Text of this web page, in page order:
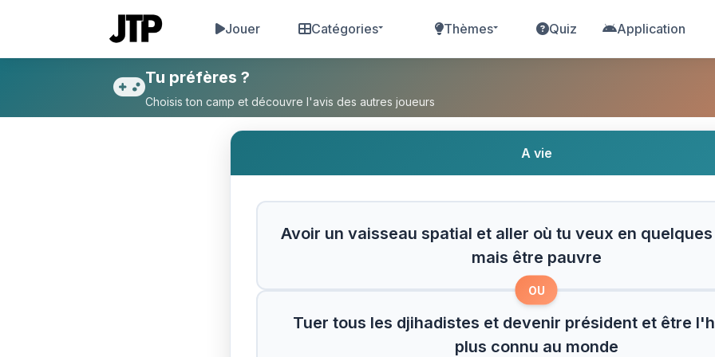
Jouer Catégories Thèmes Quiz Application
Tu préfères Avoir un vaisseau spatial et aller où tu veux en quelques
Tu préfères ?
Choisis ton camp et découvre l'avis des autres joueurs
A vie
Avoir un vaisseau spatial et aller où tu veux en
mais être pauvre
OU
Tuer tous les djihadistes et devenir président et être
plus connu au monde